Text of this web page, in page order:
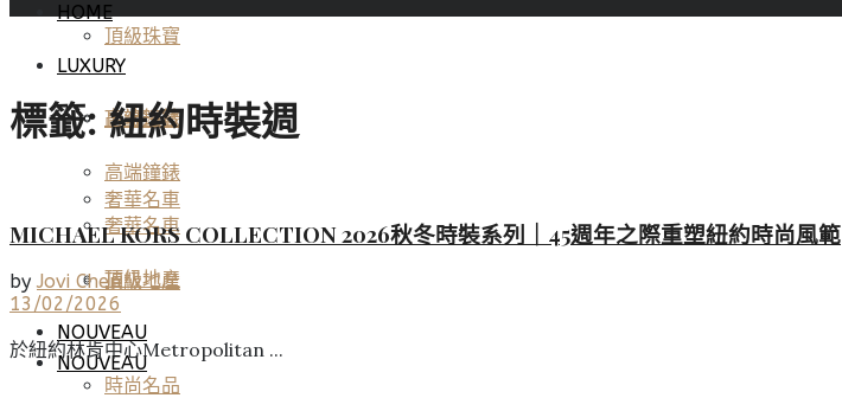
頂級珠寶
高端鐘錶
奢華名車
頂級地產
NOUVEAU
HOME
LUXURY
頂級珠寶
高端鐘錶
奢華名車
頂級地產
NOUVEAU
時尚名品
標籤:紐約時裝週
MICHAEL KORS COLLECTION 2026秋冬時裝系列｜45週年之際重塑紐約時尚風範
by Jovi Chen
13/02/2026
於紐約林肯中心Metropolitan ...